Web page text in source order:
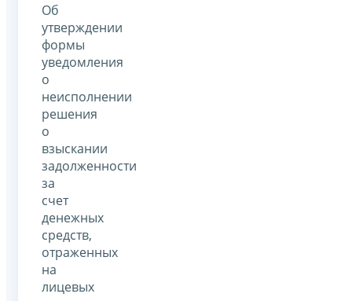
Об
утверждении
формы
уведомления
о
неисполнении
решения
о
взыскании
задолженности
за
счет
денежных
средств,
отраженных
на
лицевых